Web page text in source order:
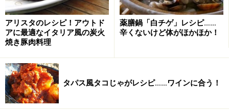
タコタコライスの作り方・手順
■タコライスの作り方
アリスタのレシピ！アウトド
アに最適なイタリア風の炭火
焼き豚肉料理
薬膳鍋「白チゲ」レシピ……
辛くないけど体がほかほか！
タパス風タコじゃがレシピ……ワインに合う！